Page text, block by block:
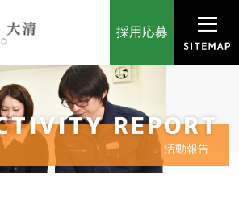
採用応募
活動報告